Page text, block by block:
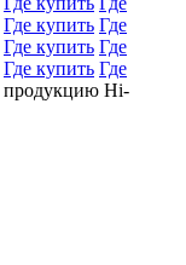
Где купить Где
Где купить Где
Где купить Где
продукцию Hi-